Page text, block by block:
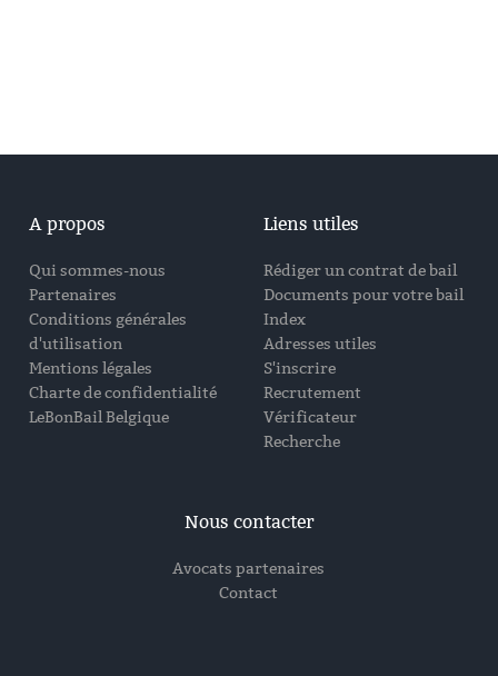
A propos
Qui sommes-nous
Partenaires
Conditions générales
d'utilisation
Mentions légales
Charte de confidentialité
LeBonBail Belgique
Liens utiles
Rédiger un contrat de bail
Documents pour votre bail
Index
Adresses utiles
S'inscrire
Recrutement
Vérificateur
Recherche
Nous contacter
Avocats partenaires
Contact